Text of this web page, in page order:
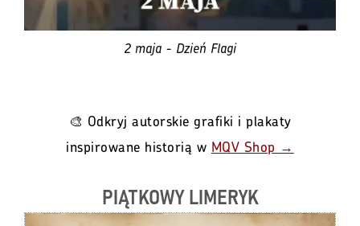
2 maja - Dzień Flagi
🎨 Odkryj autorskie grafiki i plakaty
inspirowane historią w MQV Shop →
PIĄTKOWY LIMERYK